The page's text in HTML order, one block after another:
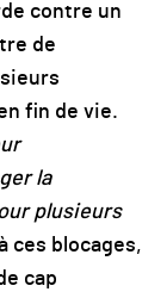
contre un
de
fin de vie.
la
plusieurs
ces blocages,
cap